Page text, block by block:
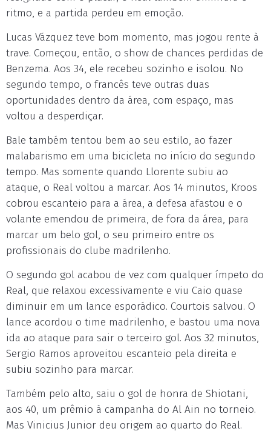
ritmo, e a partida perdeu em emoção.
Lucas Vázquez teve bom momento, mas jogou rente à
trave. Começou, então, o show de chances perdidas de
Benzema. Aos 34, ele recebeu sozinho e isolou. No
segundo tempo, o francês teve outras duas
oportunidades dentro da área, com espaço, mas
voltou a desperdiçar.
Bale também tentou bem ao seu estilo, ao fazer
malabarismo em uma bicicleta no início do segundo
tempo. Mas somente quando Llorente subiu ao
ataque, o Real voltou a marcar. Aos 14 minutos, Kroos
cobrou escanteio para a área, a defesa afastou e o
volante emendou de primeira, de fora da área, para
marcar um belo gol, o seu primeiro entre os
profissionais do clube madrilenho.
O segundo gol acabou de vez com qualquer ímpeto do
Real, que relaxou excessivamente e viu Caio quase
diminuir em um lance esporádico. Courtois salvou. O
lance acordou o time madrilenho, e bastou uma nova
ida ao ataque para sair o terceiro gol. Aos 32 minutos,
Sergio Ramos aproveitou escanteio pela direita e
subiu sozinho para marcar.
Também pelo alto, saiu o gol de honra de Shiotani,
aos 40, um prêmio à campanha do Al Ain no torneio.
Mas Vinicius Junior deu origem ao quarto do Real.